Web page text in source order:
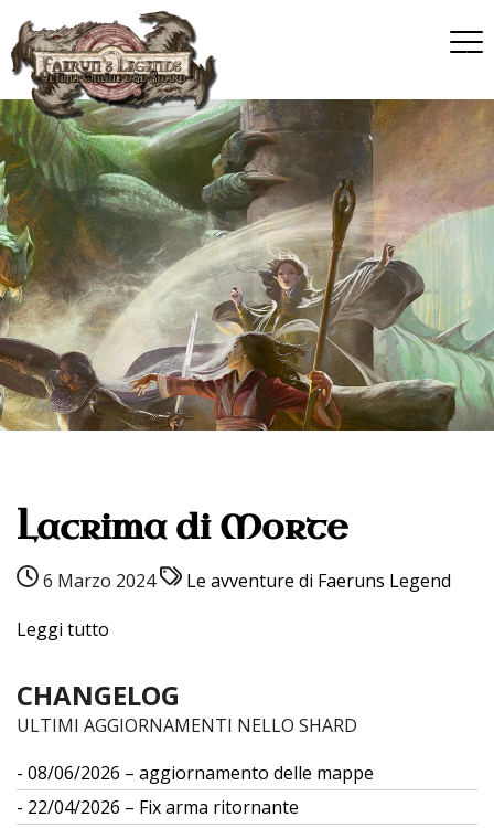
Lacrima di Morte
6 Marzo 2024
Le avventure di Faeruns Legend
Leggi tutto
CHANGELOG
ULTIMI AGGIORNAMENTI NELLO SHARD
08/06/2026 – aggiornamento delle mappe
22/04/2026 – Fix arma ritornante